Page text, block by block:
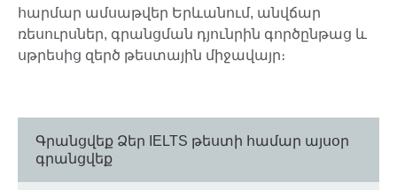
հարմար ամսաթվեր Երևանում, անվճար
ռեսուրսներ, գրանցման դյունրին գործընթաց և
սթրեսից զերծ թեստային միջավայր։
Գրանցվեք Ձեր IELTS թեստի համար այսօր
գրանցվեք